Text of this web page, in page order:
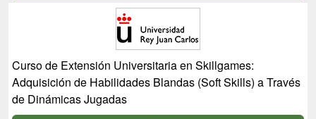
Curso de Extensión Universitaria en Skillgames:
Adquisición de Habilidades Blandas (Soft Skills) a Través
de Dinámicas Jugadas